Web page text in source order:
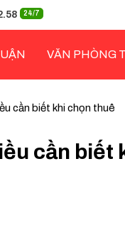
24/7
VĂN PHÒNG
cần biết khi chọn thuê
cần biết